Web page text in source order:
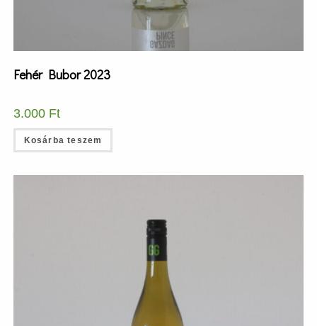
Fehér Bubor 2023
3.000 Ft
Kosárba teszem